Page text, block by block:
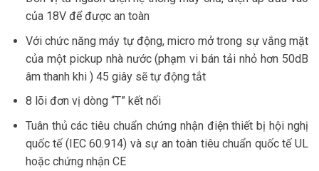
của 18V để được an toàn
Với chức năng máy tự động, micro mở trong sự vắng mặt
của một pickup nhà nước (phạm vi bán tải nhỏ hơn 50dB
âm thanh khi ) 45 giây sẽ tự động tắt
8 lõi đơn vị dòng “T” kết nối
Tuân thủ các tiêu chuẩn chứng nhận điện thiết bị hội nghị
quốc tế (IEC 60.914) và sự an toàn tiêu chuẩn quốc tế UL
hoặc chứng nhận CE